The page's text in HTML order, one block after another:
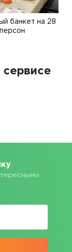
банкет на 28
персон
сервисе